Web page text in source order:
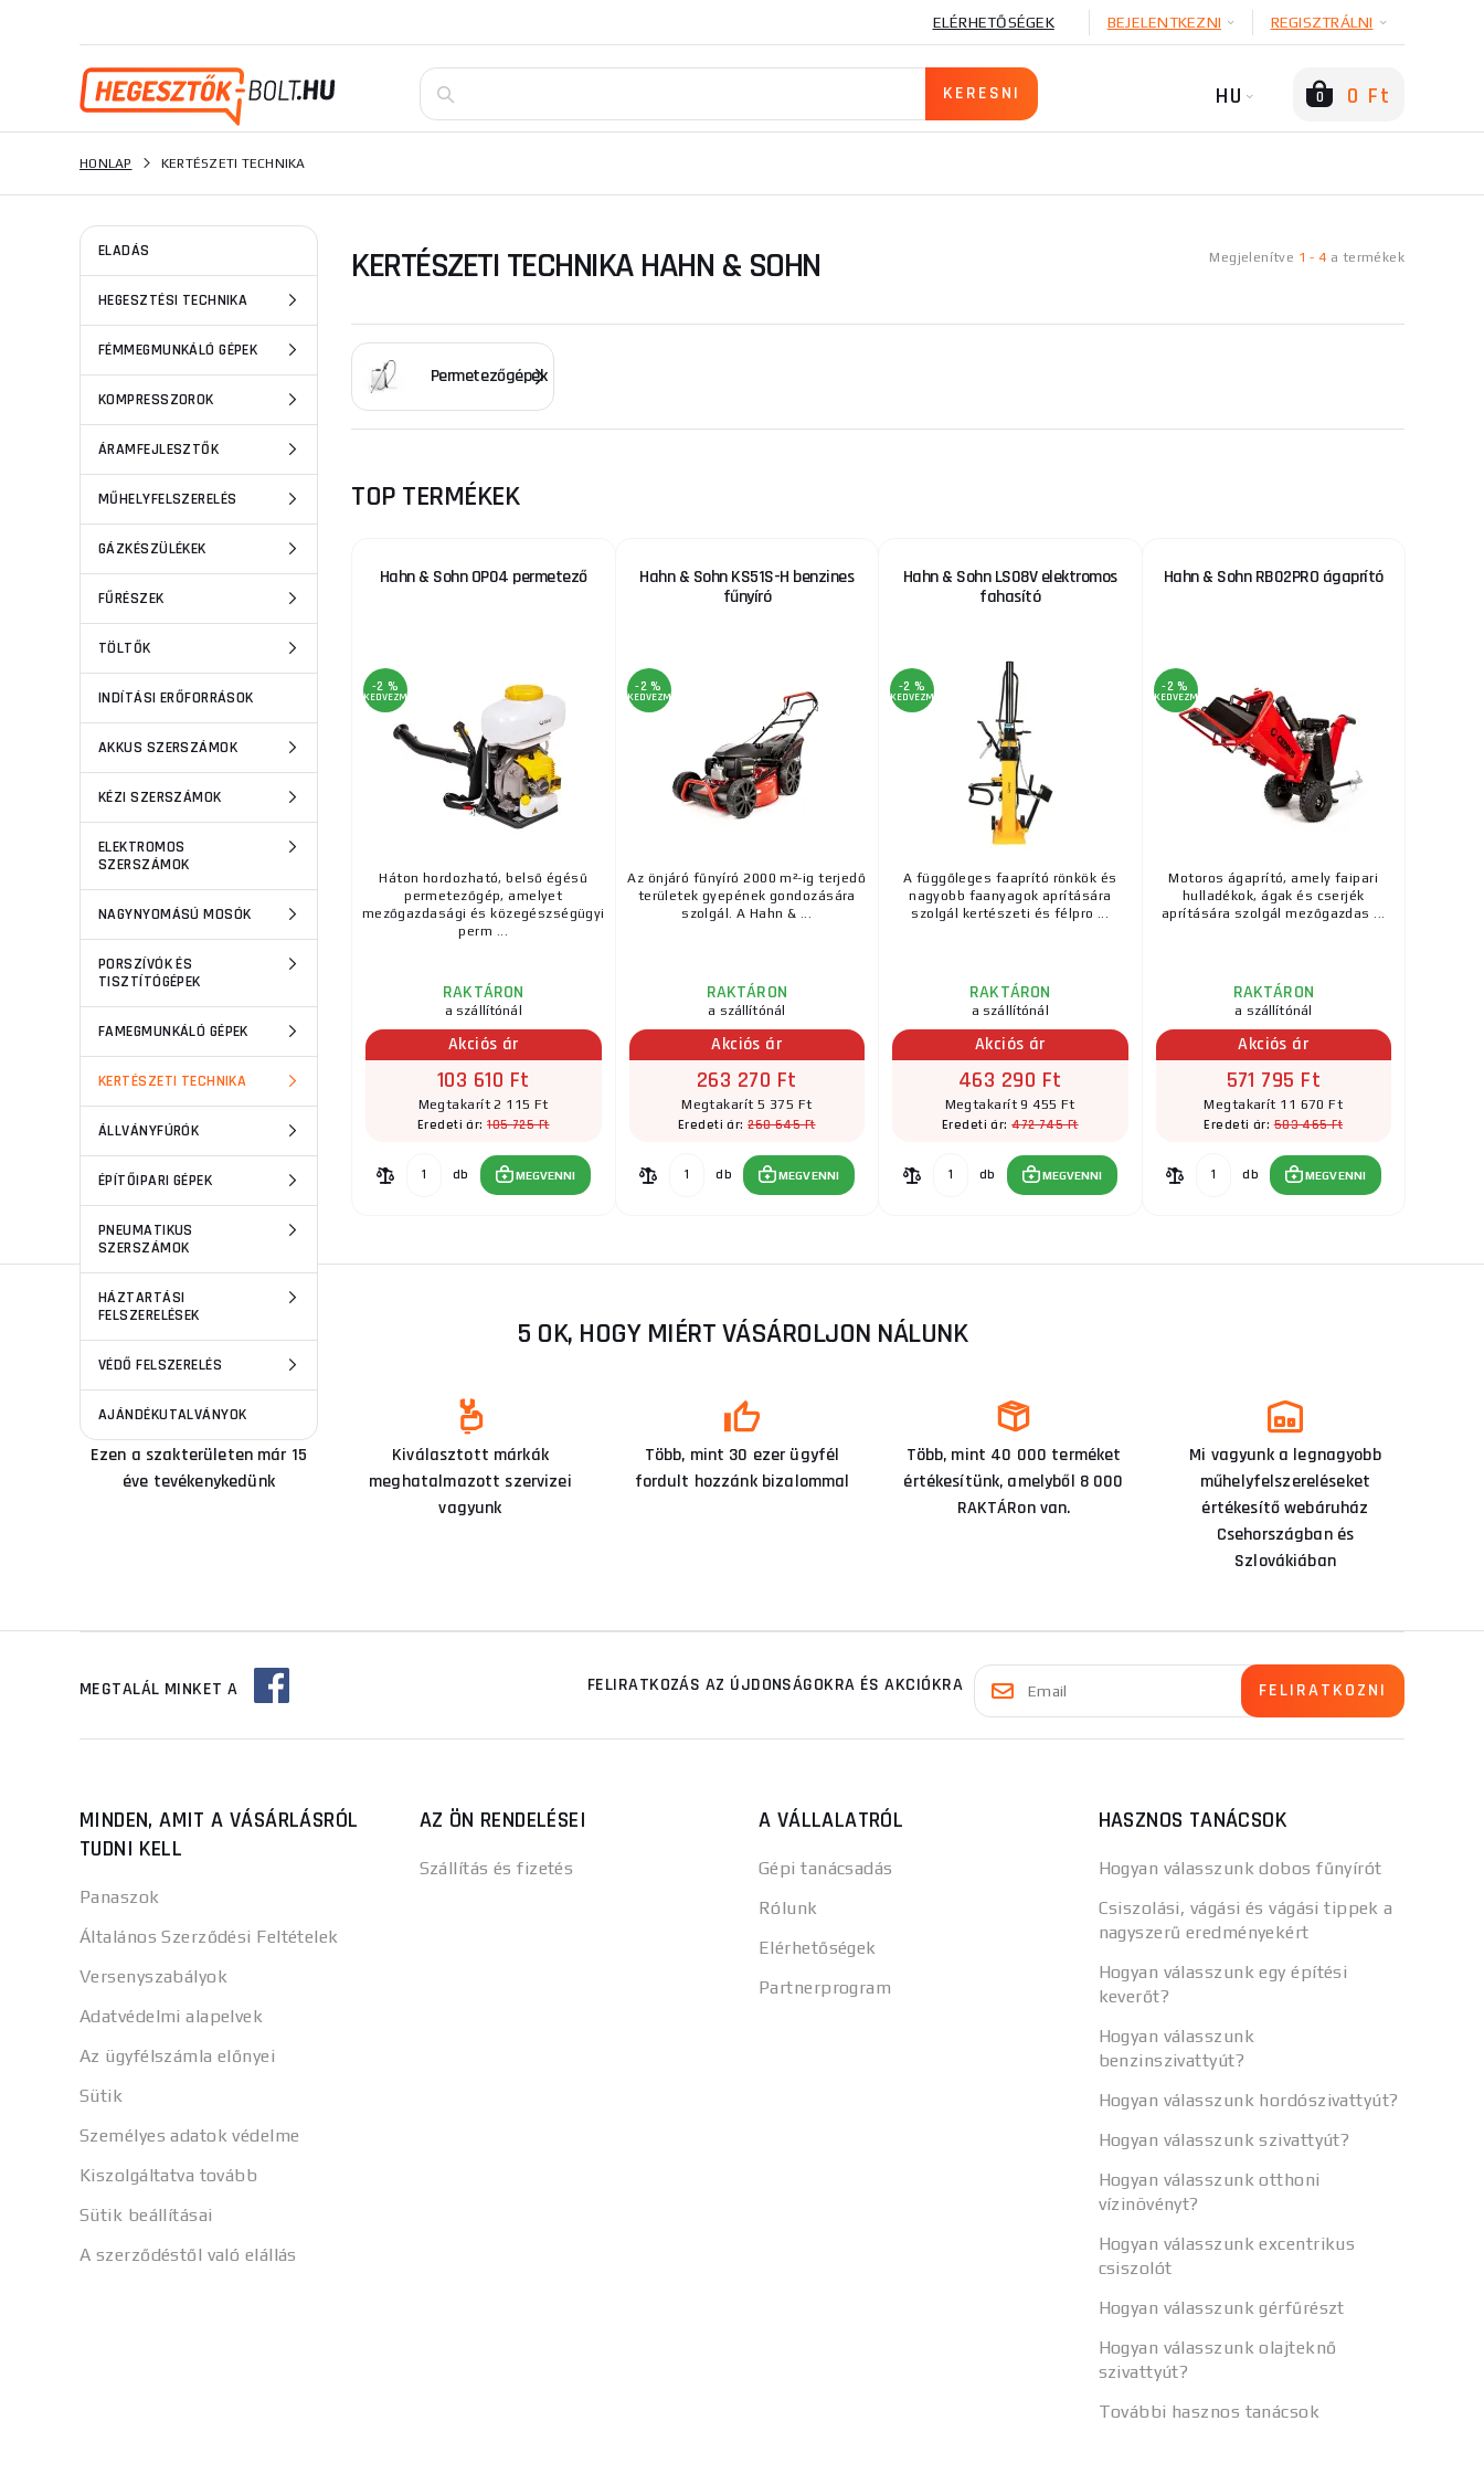
ELÉRHETŐSÉGEK BEJELENTKEZNI REGISZTRÁLNI
HU 0 0 Ft
ELADÁS
HEGESZTÉSI TECHNIKA
FÉMMEGMUNKÁLÓ GÉPEK
KOMPRESSZOROK
ÁRAMFEJLESZTŐK
MŰHELYFELSZERELÉS
GÁZKÉSZÜLÉKEK
FŰRÉSZEK
TÖLTŐK
INDÍTÁSI ERŐFORRÁSOK
AKKUS SZERSZÁMOK
KÉZI SZERSZÁMOK
ELEKTROMOS
SZERSZÁMOK
NAGYNYOMÁSÚ MOSÓK
PORSZÍVÓK ÉS
TISZTÍTÓGÉPEK
FAMEGMUNKÁLÓ GÉPEK
KERTÉSZETI TECHNIKA
ÁLLVÁNYFÚRÓK
ÉPÍTŐIPARI GÉPEK
PNEUMATIKUS
SZERSZÁMOK
HÁZTARTÁSI
FELSZERELÉSEK
VÉDŐ FELSZERELÉS
AJÁNDÉKUTALVÁNYOK
HONLAP KERTÉSZETI TECHNIKA
Megjelenítve 1 -4 a termékek
KERTÉSZETI TECHNIKA HAHN & SOHN
Permetezőgépek
TOP TERMÉKEK
Hahn & Sohn OP04 permetező
-2 %
KEDVEZMÉNY
Háton hordozható, belső égésű
permetezőgép, amelyet
mezőgazdasági és közegészségügyi
perm ...
RAKTÁRON
a szállítónál
Akciós ár
103 610 Ft
Megtakarít 2 115 Ft
Eredeti ár:105 725 Ft
db MEGVENNI
Hahn & Sohn KS51S-H benzines
fűnyíró
-2 %
KEDVEZMÉNY
Az önjáró fűnyíró 2000 m²-ig terjedő
területek gyepének gondozására
szolgál. A Hahn & ...
RAKTÁRON
a szállítónál
Akciós ár
263 270 Ft
Megtakarít 5 375 Ft
Eredeti ár:268 645 Ft
db MEGVENNI
Hahn & Sohn LS08V elektromos
fahasító
-2 %
KEDVEZMÉNY
A függőleges faaprító rönkök és
nagyobb faanyagok aprítására
szolgál kertészeti és félpro ...
RAKTÁRON
a szállítónál
Akciós ár
463 290 Ft
Megtakarít 9 455 Ft
Eredeti ár:472 745 Ft
db MEGVENNI
Hahn & Sohn RB02PRO ágaprító
-2 %
KEDVEZMÉNY
Motoros ágaprító, amely faipari
hulladékok, ágak és cserjék
aprítására szolgál mezőgazdas ...
RAKTÁRON
a szállítónál
Akciós ár
571 795 Ft
Megtakarít 11 670 Ft
Eredeti ár:583 465 Ft
db MEGVENNI
5 OK, HOGY MIÉRT VÁSÁROLJON NÁLUNK
Ezen a szakterületen már 15
éve tevékenykedünk
Kiválasztott márkák
meghatalmazott szervizei
vagyunk
Több, mint 30 ezer ügyfél
fordult hozzánk bizalommal
Több, mint 40 000 terméket
értékesítünk, amelyből 8 000
RAKTÁRon van.
Mi vagyunk a legnagyobb
műhelyfelszereléseket
értékesítő webáruház
Csehországban és
Szlovákiában
MEGTALÁL MINKET A FELIRATKOZÁS AZ ÚJDONSÁGOKRA ÉS AKCIÓKRA
MINDEN, AMIT A VÁSÁRLÁSRÓL
TUDNI KELL
Panaszok
Általános Szerződési Feltételek
Versenyszabályok
Adatvédelmi alapelvek
Az ügyfélszámla előnyei
Sütik
Személyes adatok védelme
Kiszolgáltatva tovább
Sütik beállításai
A szerződéstől való elállás
AZ ÖN RENDELÉSEI
Szállítás és fizetés
A VÁLLALATRÓL
Gépi tanácsadás
Rólunk
Elérhetőségek
Partnerprogram
HASZNOS TANÁCSOK
Hogyan válasszunk dobos fűnyírót
Csiszolási, vágási és vágási tippek a
nagyszerű eredményekért
Hogyan válasszunk egy építési
keverőt?
Hogyan válasszunk
benzinszivattyút?
Hogyan válasszunk hordószivattyút?
Hogyan válasszunk szivattyút?
Hogyan válasszunk otthoni
vízinövényt?
Hogyan válasszunk excentrikus
csiszolót
Hogyan válasszunk gérfűrészt
Hogyan válasszunk olajteknő
szivattyút?
További hasznos tanácsok